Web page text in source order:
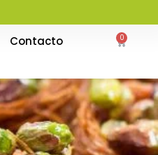
Contacto 0
Carrito